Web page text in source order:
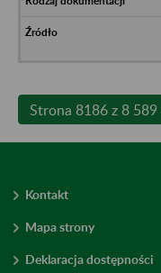
Strona 8186 z 8 589
Kontakt
Mapa strony
Deklaracja dostępności